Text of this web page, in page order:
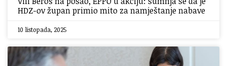
HDZ-ov župan primio mito za namještanje nabave
10 listopada, 2025